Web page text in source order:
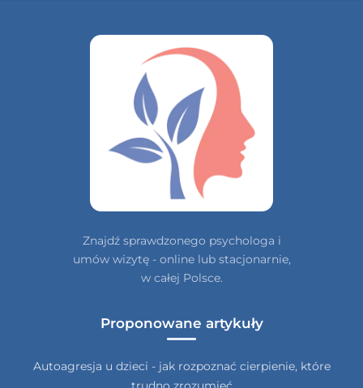
Znajdź sprawdzonego psychologa i
umów wizytę - online lub stacjonarnie,
w całej Polsce.
Proponowane artykuły
Autoagresja u dzieci - jak rozpoznać cierpienie, które